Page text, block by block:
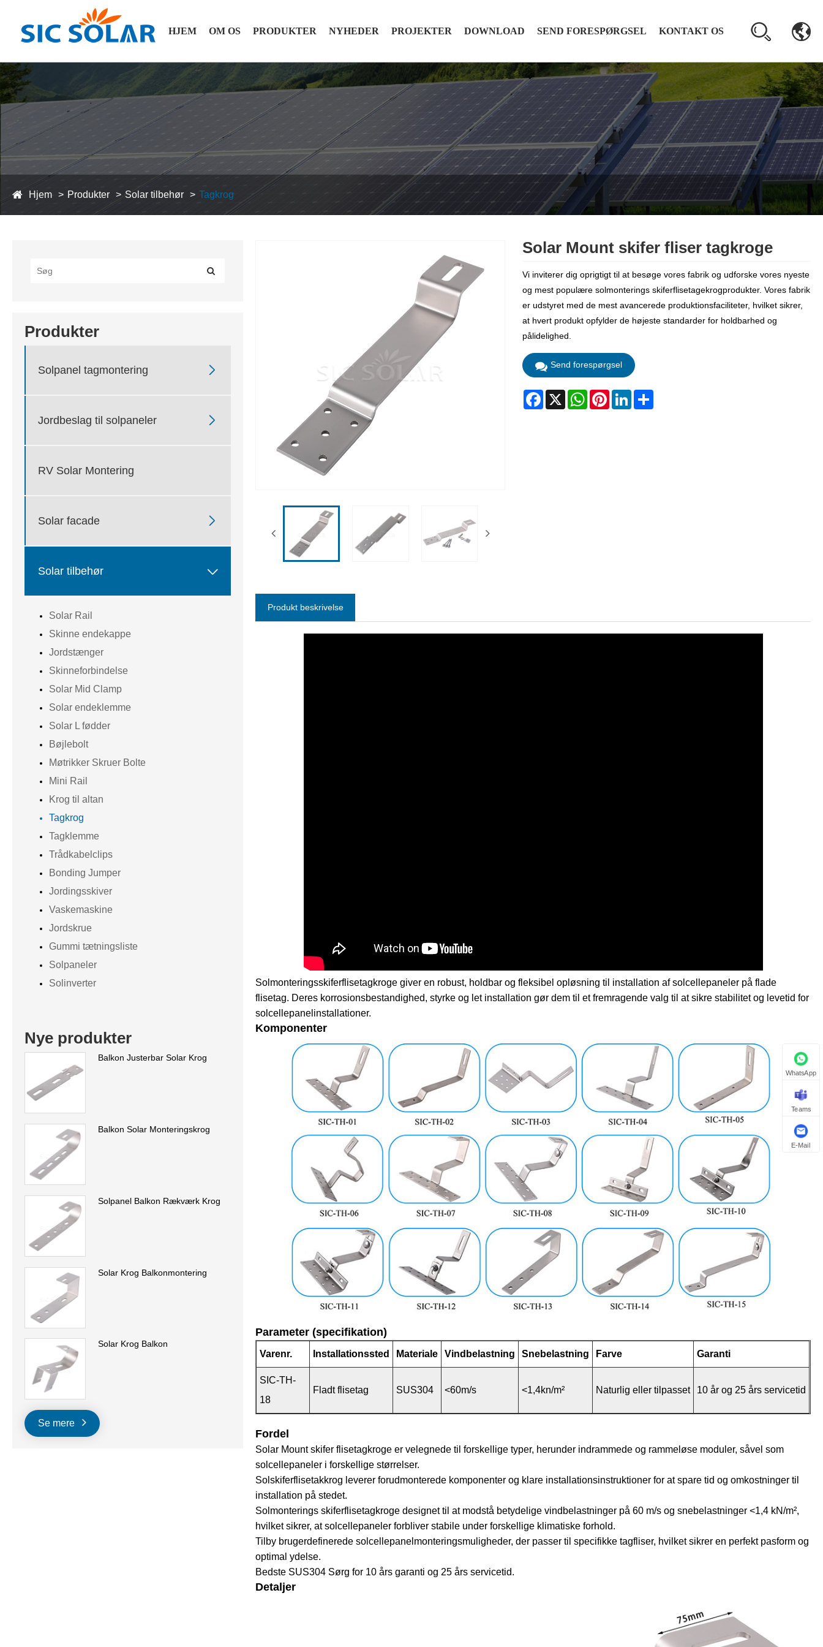
HJEM OM OS PRODUKTER NYHEDER PROJEKTER DOWNLOAD SEND FORESPØRGSEL KONTAKT OS
Hjem Produkter Solar tilbehør Tagkrog
Produkter
Solpanel tagmontering 
Jordbeslag til solpaneler 
RV Solar Montering
Solar facade 
Solar tilbehør 
Solar Rail
Skinne endekappe
Jordstænger
Skinneforbindelse
Solar Mid Clamp
Solar endeklemme
Solar L fødder
Bøjlebolt
Møtrikker Skruer Bolte
Mini Rail
Krog til altan
Tagkrog
Tagklemme
Trådkabelclips
Bonding Jumper
Jordingsskiver
Vaskemaskine
Jordskrue
Gummi tætningsliste
Solpaneler
Solinverter
Nye produkter
Balkon Justerbar Solar Krog
Balkon Solar Monteringskrog
Solpanel Balkon Rækværk Krog
Solar Krog Balkonmontering
Solar Krog Balkon
Se mere
Solar Mount skifer fliser tagkroge
Vi inviterer dig oprigtigt til at besøge vores fabrik og udforske vores nyeste
og mest populære solmonterings skiferflisetagekrogprodukter. Vores fabrik
er udstyret med de mest avancerede produktionsfaciliteter, hvilket sikrer,
at hvert produkt opfylder de højeste standarder for holdbarhed og
pålidelighed.
Send forespørgsel
Facebook
X WhatsAppPinterestLinkedInShare
Produkt beskrivelse
Solmonteringsskiferflisetagkroge giver en robust, holdbar og fleksibel opløsning til installation af solcellepaneler på flade
flisetag. Deres korrosionsbestandighed, styrke og let installation gør dem til et fremragende valg til at sikre stabilitet og levetid for
solcellepanelinstallationer.
Komponenter
Parameter (specifikation)
Varenr. Installationssted Materiale Vindbelastning Snebelastning Farve Garanti
SIC-TH-
18
Fladt flisetag SUS304 <60m/s <1,4kn/m² Naturlig eller tilpasset 10 år og 25 års servicetid
Fordel
Solar Mount skifer flisetagkroge er velegnede til forskellige typer, herunder indrammede og rammeløse moduler, såvel som
solcellepaneler i forskellige størrelser.
Solskiferflisetakkrog leverer forudmonterede komponenter og klare installationsinstruktioner for at spare tid og omkostninger til
installation på stedet.
Solmonterings skiferflisetagkroge designet til at modstå betydelige vindbelastninger på 60 m/s og snebelastninger <1,4 kN/m²,
hvilket sikrer, at solcellepaneler forbliver stabile under forskellige klimatiske forhold.
Tilby brugerdefinerede solcellepanelmonteringsmuligheder, der passer til specifikke tagfliser, hvilket sikrer en perfekt pasform og
optimal ydelse.
Bedste SUS304 Sørg for 10 års garanti og 25 års servicetid.
Detaljer
WhatsApp
Teams
E-Mail